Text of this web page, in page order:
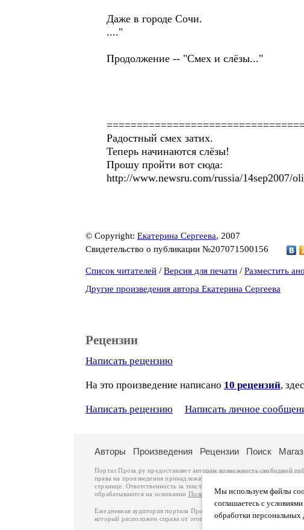
Даже в городе Сочи.
...."
Продолжение -- "Смех и слёзы..."
Радостный смех затих.
Теперь начинаются слёзы!
Прошу пройти вот сюда:
http://www.newsru.com/russia/14sep2007/
© Copyright: Екатерина Сергеева, 2007
Свидетельство о публикации №207071500156
Список читателей / Версия для печати / Разместить
Другие произведения автора Екатерина Сергеева
Рецензии
Написать рецензию
На это произведение написано 10 рецензий,
Написать рецензию Написать личное
Мы используем файлы
соглашаетесь с
обработки
Авторы Произведения Рецензии Поиск
Портал Проза.ру предоставляет авторам возможность свободной
права на произведения принадлежат авторам и охраняются
странице. Ответственность за тексты произведений авторы несут
обрабатываются на основании Политики обработки персональных
Ежедневная аудитория портала Проза.ру – порядка 100 тысяч
который расположен справа от этого текста. В каждой графе